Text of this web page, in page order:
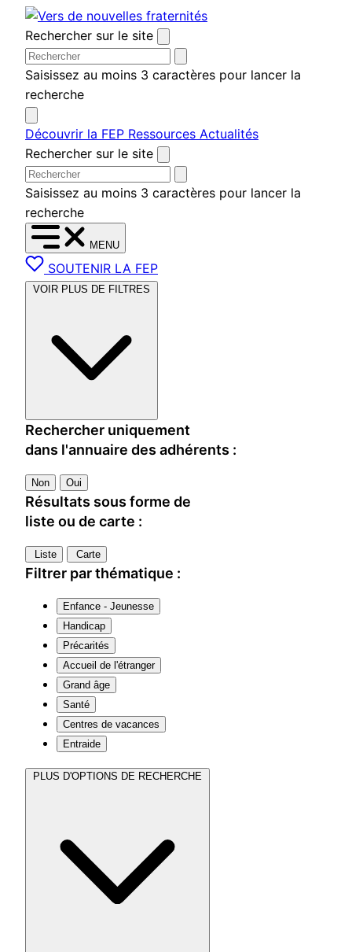
Aller
au
contenu
Rechercher sur le site
Saisissez au moins 3 caractères pour lancer la
recherche
Découvrir la FEP Ressources Actualités
Rechercher sur le site
Saisissez au moins 3 caractères pour lancer la
recherche
MENU
SOUTENIR LA FEP
VOIR PLUS DE FILTRES
Rechercher uniquement
dans l'annuaire des adhérents :
Non Oui
Résultats sous forme de
liste ou de carte :
Liste Carte
Filtrer par thématique :
Enfance - Jeunesse
Handicap
Précarités
Accueil de l'étranger
Grand âge
Santé
Centres de vacances
Entraide
PLUS D'OPTIONS DE RECHERCHE